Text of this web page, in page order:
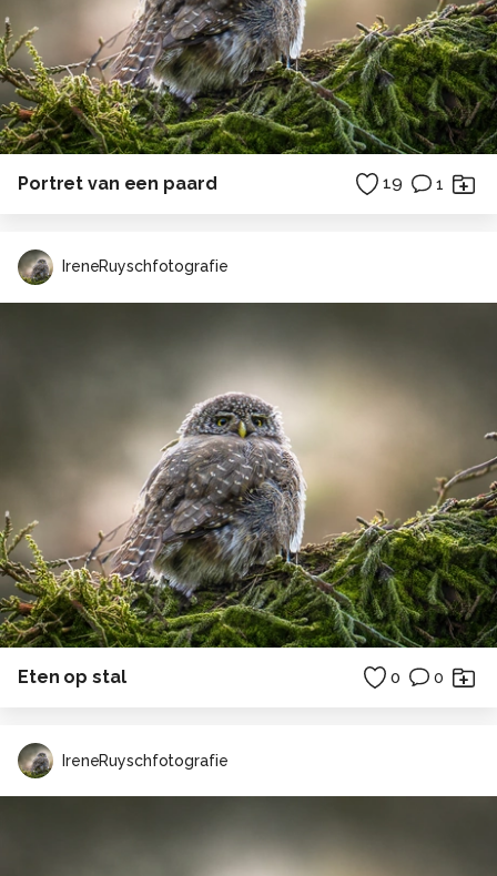
Portret van een paard 19 1
IreneRuyschfotografie
Eten op stal 0 0
IreneRuyschfotografie